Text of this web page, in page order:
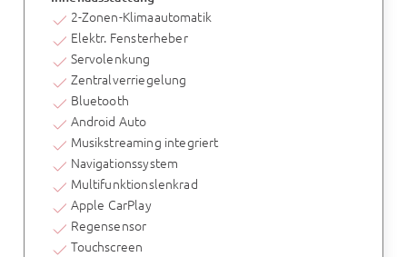
2-Zonen-Klimaautomatik
Elektr. Fensterheber
Servolenkung
Zentralverriegelung
Bluetooth
Android Auto
Musikstreaming integriert
Navigationssystem
Multifunktionslenkrad
Apple CarPlay
Regensensor
Touchscreen